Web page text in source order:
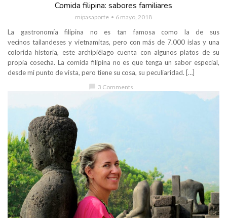
Comida filipina: sabores familiares
mipasaporte 6 mayo, 2018
La gastronomía filipina no es tan famosa como la de sus
vecinos tailandeses y vietnamitas, pero con más de 7.000 islas y una
colorida historia, este archipiélago cuenta con algunos platos de su
propia cosecha. La comida filipina no es que tenga un sabor especial,
desde mi punto de vista, pero tiene su cosa, su peculiaridad. […]
3 Comments